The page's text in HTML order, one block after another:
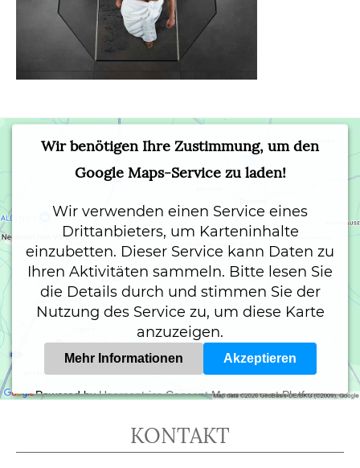
Wir benötigen Ihre Zustimmung, um den
Google Maps-Service zu laden!
Wir verwenden einen Service eines
Drittanbieters, um Karteninhalte
einzubetten. Dieser Service kann Daten zu
Ihren Aktivitäten sammeln. Bitte lesen Sie
die Details durch und stimmen Sie der
Nutzung des Service zu, um diese Karte
anzuzeigen.
Mehr Informationen Akzeptieren
Powered byUsercentrics Consent Management Platform
KONTAKT